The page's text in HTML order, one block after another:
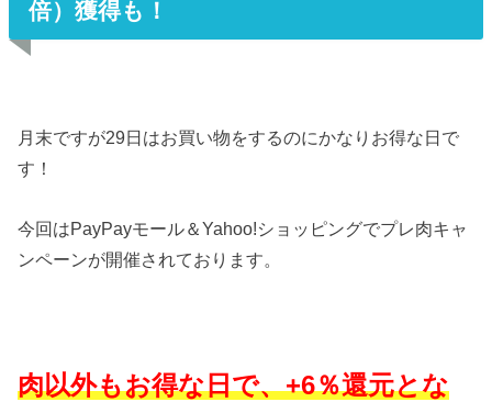
倍）獲得も！
月末ですが29日はお買い物をするのにかなりお得な日で
す！
今回はPayPayモール＆Yahoo!ショッピングでプレ肉キャ
ンペーンが開催されております。
肉以外もお得な日で、+6％還元とな